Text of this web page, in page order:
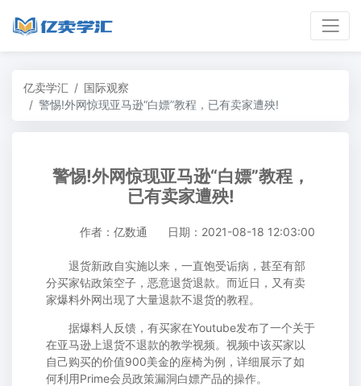
亿卖学汇
国际观察
警惕!外网惊现亚马逊“白嫖”教程，已有卖家遭殃!
警惕!外网惊现亚马逊“白嫖”教程，
已有卖家遭殃!
作者：亿数通 日期：2021-08-18 12:03:00
退货新政自实施以来，一直饱受诟病，甚至有部
分买家钻政策空子，恶意退货退款。而近日，又有卖
家爆料外网出现了大量退款不退货的教程。
据爆料人反馈，有买家在Youtube发布了一个关于
在亚马逊上退货不退款的教学视频。视频中该买家以
自己购买的价值900美金的座椅为例，详细展示了如
何利用Prime会员政策漏洞白嫖产品的操作。